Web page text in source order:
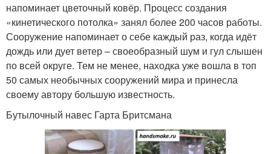
напоминает цветочный ковёр. Процесс создания
«кинетического потолка» занял более 200 часов работы.
Сооружение напоминает о себе каждый раз, когда идёт
дождь или дует ветер – своеобразный шум и гул слышен
по всей округе. Тем не менее, находка уже вошла в топ
50 самых необычных сооружений мира и принесла
своему автору большую известность.
Бутылочный навес Гарта Бритсмана